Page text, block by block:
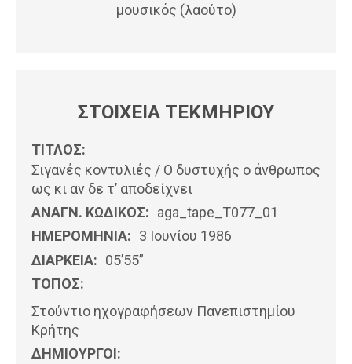
μουσικός (λαούτο)
ΣΤΟΙΧΕΙΑ ΤΕΚΜΗΡΙΟΥ
ΤΙΤΛΟΣ:
Σιγανές κοντυλιές / Ο δυστυχής ο άνθρωπος
ως κι αν δε τ’ αποδείχνει
ΑΝΑΓΝ. ΚΩΔΙΚΟΣ: aga_tape_T077_01
ΗΜΕΡΟΜΗΝΊΑ: 3 Ιουνίου 1986
ΔΙΑΡΚΕΙΑ: 05’55”
ΤΟΠΟΣ:
Στούντιο ηχογραφήσεων Πανεπιστημίου
Κρήτης
ΔΗΜΙΟΥΡΓΟΙ: